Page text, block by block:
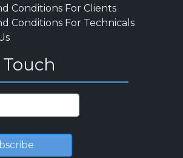
Conditions For Clients
Conditions For Technicals